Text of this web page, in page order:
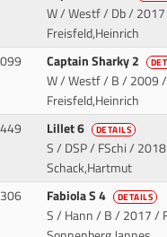
W / Westf / Db / 2017
Freisfeld,Heinrich
099 Captain Sharky 2
W / Westf / B / 2009
Freisfeld,Heinrich
449 Lillet 6 DETAILS
S / DSP / FSchi /
Schack,Hartmut
306 Fabiola S 4 DETAILS
S / Hann / B / 2017 /